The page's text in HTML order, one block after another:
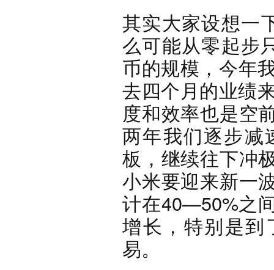
其实大家设想一
么可能从零起步
币的规模，今年
去四个月的业绩
度和效率也是空
两年我们逐步减
板，继续往下冲
小米要迎来新一
计在40—50%之
增长，特别是
易。